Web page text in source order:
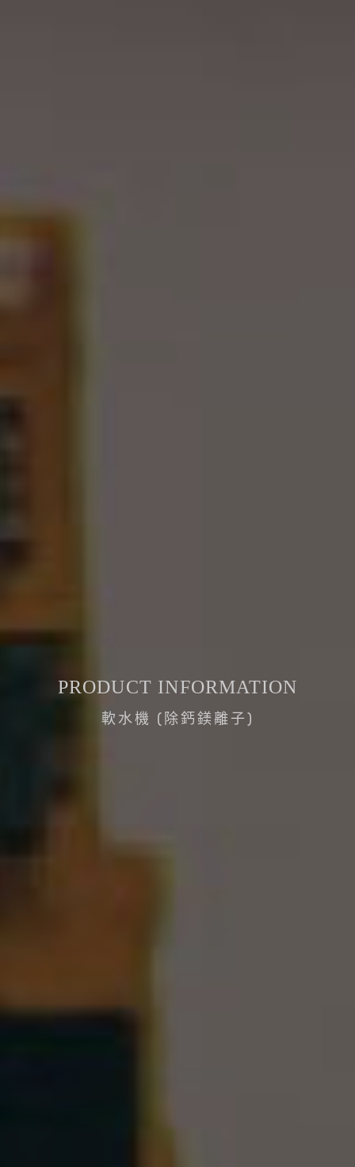
PRODUCT INFORMATION
軟水機 (除鈣鎂離子)